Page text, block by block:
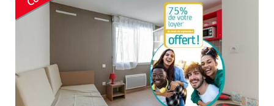
Colocation
Votre date d'entrée